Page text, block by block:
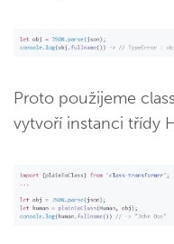
Proto použijeme
vytvoří instanci třídy